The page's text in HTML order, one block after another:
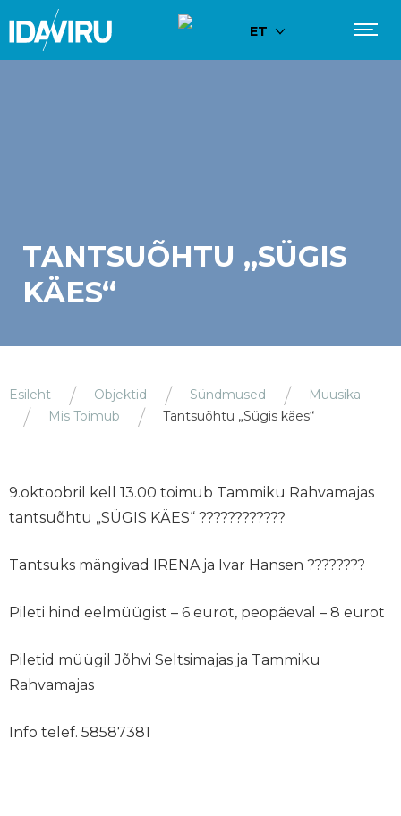
ET
TANTSUÕHTU „SÜGIS
KÄES“
Esileht Objektid Sündmused
Muusika
Mis Toimub
Tantsuõhtu „Sügis käes“
9.oktoobril kell 13.00 toimub Tammiku Rahvamajas
tantsuõhtu „SÜGIS KÄES“ ????????????
Tantsuks mängivad IRENA ja Ivar Hansen ????????
Pileti hind eelmüügist – 6 eurot, peopäeval – 8 eurot
Piletid müügil Jõhvi Seltsimajas ja Tammiku
Rahvamajas
Info telef. 58587381